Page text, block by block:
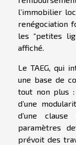
l’immobilier
renégociation
les “petites
affiché.
Le TAEG, qui
une base de
tout non plus
d’une
d’une
paramètres
prévoit des